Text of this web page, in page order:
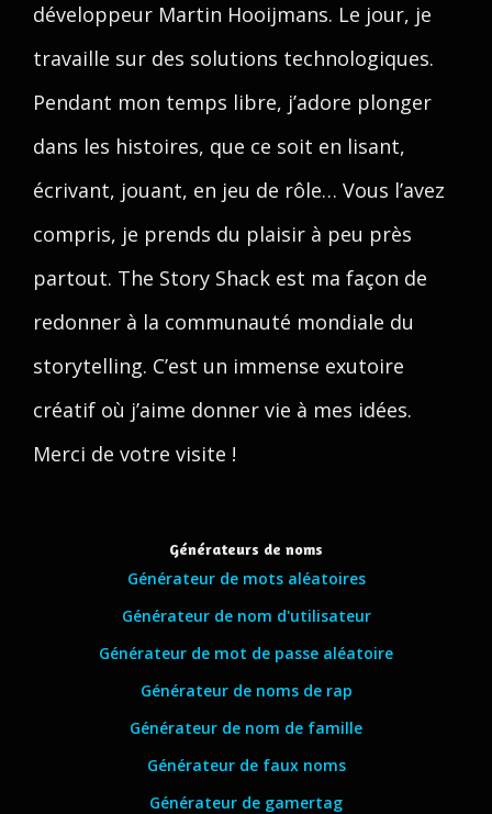
développeur Martin Hooijmans. Le jour, je
travaille sur des solutions technologiques.
Pendant mon temps libre, j’adore plonger
dans les histoires, que ce soit en lisant,
écrivant, jouant, en jeu de rôle… Vous l’avez
compris, je prends du plaisir à peu près
partout. The Story Shack est ma façon de
redonner à la communauté mondiale du
storytelling. C’est un immense exutoire
créatif où j’aime donner vie à mes idées.
Merci de votre visite !
Générateurs de noms
Générateur de mots aléatoires
Générateur de nom d'utilisateur
Générateur de mot de passe aléatoire
Générateur de noms de rap
Générateur de nom de famille
Générateur de faux noms
Générateur de gamertag